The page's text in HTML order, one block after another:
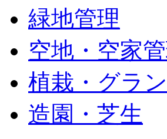
緑地管理
空地・空家
植栽・グラ
造園・芝生